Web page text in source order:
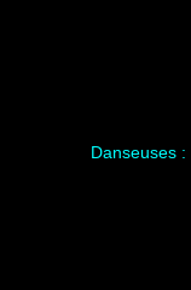
Danseuses :